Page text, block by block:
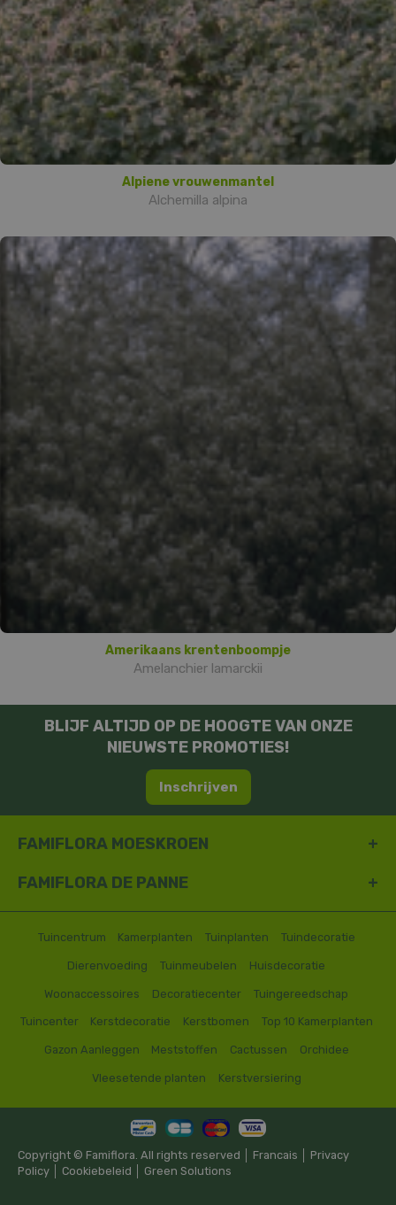
Alpiene vrouwenmantel
Alchemilla alpina
Amerikaans krentenboompje
Amelanchier lamarckii
BLIJF ALTIJD OP DE HOOGTE VAN ONZE
NIEUWSTE PROMOTIES!
Inschrijven
FAMIFLORA MOESKROEN
FAMIFLORA DE PANNE
Tuincentrum Kamerplanten Tuinplanten Tuindecoratie
Dierenvoeding Tuinmeubelen Huisdecoratie
Woonaccessoires Decoratiecenter Tuingereedschap
Tuincenter Kerstdecoratie Kerstbomen Top 10 Kamerplanten
Gazon Aanleggen Meststoffen Cactussen Orchidee
Vleesetende planten Kerstversiering
Copyright © Famiflora. All rights reserved │ Francais
Privacy
Policy
Cookiebeleid Green Solutions